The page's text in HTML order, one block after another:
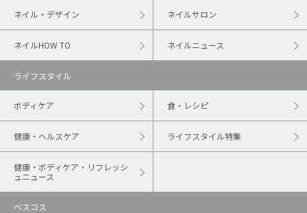
ネイル・デザイン ネイルサロン
ネイルHOW TO ネイルニュース
ライフスタイル
ボディケア 食・レシピ
健康・ヘルスケア ライフスタイル特集
健康・ボディケア・リフレッシ
ュニュース
ベスコス